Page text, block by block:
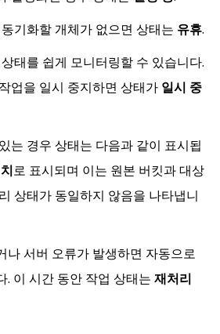
기화할 개체가 없으면 상태는 유휴.
태를 쉽게 모니터링할 수 있습니다.
업을 일시 중지하면 상태가 일시 중
는 경우 상태는 다음과 같이 표시됩
로 표시되며 이는 원본 버킷과 대상
상태가 동일하지 않음을 나타냅니
나 서버 오류가 발생하면 자동으로
. 이 시간 동안 작업 상태는 재처리